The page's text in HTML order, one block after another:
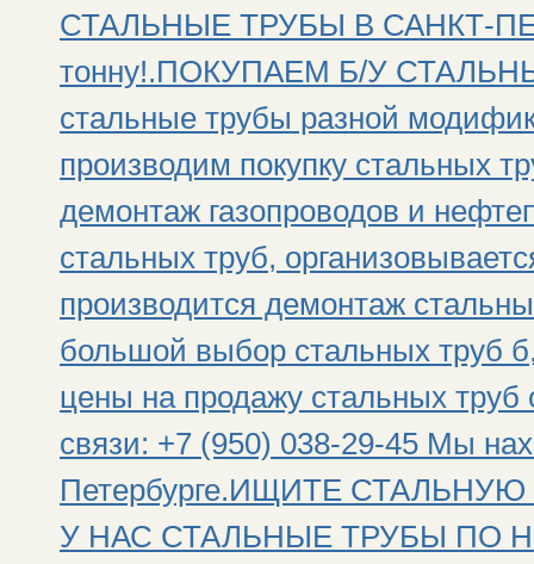
СТАЛЬНЫЕ ТРУБЫ В САНКТ-
тонну!.ПОКУПАЕМ Б/У
стальные трубы разной
производим покупку стальных
демонтаж газопроводов и
стальных труб,
производится демонтаж
большой выбор стальных труб
цены на продажу стальных труб
связи: +7 (950) 038-29-45 Мы
Петербурге.ИЩИТЕ
У НАС СТАЛЬНЫЕ ТРУБЫ ПО